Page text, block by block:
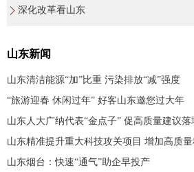
深化改革看山东
山东新闻
山东清洁能源“加”比重 污染排放“减”强度
“旅游迎春 休闲过年” 好客山东邀您过大年
山东人大广纳代表“金点子” 促高质量建议落
山东精准提升重大科技攻关项目 增加高质
山东烟台：快速“通气”助企早投产